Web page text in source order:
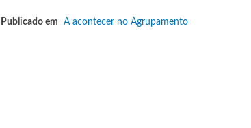
Publicado em A acontecer no Agrupamento